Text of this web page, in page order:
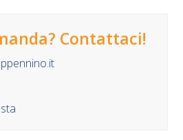
Contattaci!